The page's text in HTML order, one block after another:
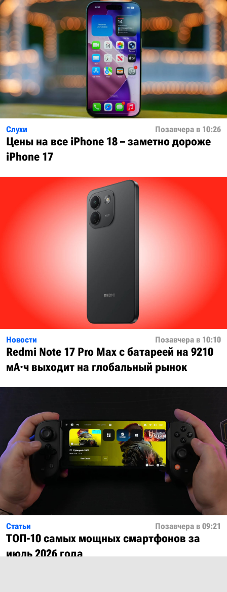
Слухи Позавчера в 10:26
Цены на все iPhone 18 – заметно дороже
iPhone 17
Новости Позавчера в 10:10
Redmi Note 17 Pro Max с батареей на 9210
мА·ч выходит на глобальный рынок
Статьи Позавчера в 09:21
ТОП-10 самых мощных смартфонов за
июль 2026 года